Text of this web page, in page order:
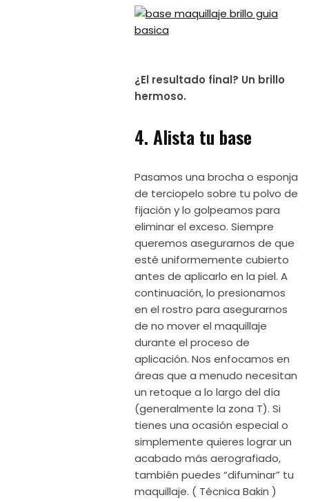
¿El resultado final? Un brillo
hermoso.
4. Alista tu base
Pasamos una brocha o esponja
de terciopelo sobre tu polvo de
fijación y lo golpeamos para
eliminar el exceso. Siempre
queremos asegurarnos de que
esté uniformemente cubierto
antes de aplicarlo en la piel. A
continuación, lo presionamos
en el rostro para asegurarnos
de no mover el maquillaje
durante el proceso de
aplicación. Nos enfocamos en
áreas que a menudo necesitan
un retoque a lo largo del día
(generalmente la zona T). Si
tienes una ocasión especial o
simplemente quieres lograr un
acabado más aerografiado,
también puedes “difuminar” tu
maquillaje. ( Técnica Bakin )